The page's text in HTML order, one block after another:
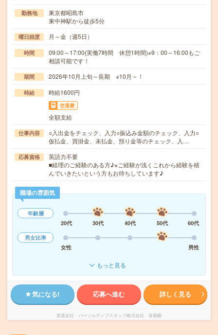
勤務地
東京都昭島市
東中神駅から徒歩5分
曜日頻度 月～金（週5日）
時間
09:00～17:00(実働7時間 休憩1時間)※9：00～16:00もご
相談可能です！
期間 2026年10月上旬～長期 ※10月～！
時給 時給1600円
交通費
全額支給
仕事内容
○入出金をチェック、入力○振込み金額のチェック、入力○
仮払金、買掛金、未払金、預り金等のチェック、入…
応募資格
英語力不要
■経理のご経験のある方♪※ご経験が浅くこれから経験を積
んでいきたいという方もお待ちしています♪
職場の雰囲気
年齢層
20代
30代 40代 50代
60代
男女比率
女性
男性
もっと見る
気になる! 応募へ進む 詳しく見る
派遣会社 パーソルテンプスタッフ株式会社 首都圏